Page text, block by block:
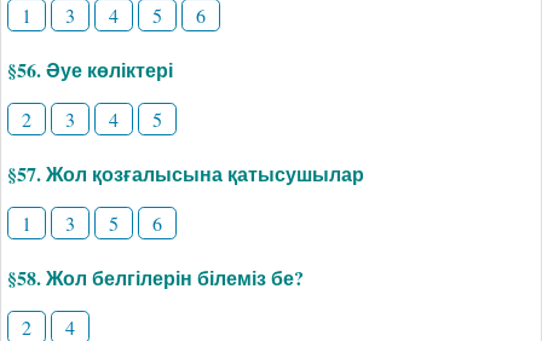
1 3 4 5 6
§56. Әуе көліктері
2 3 4 5
§57. Жол қозғалысына қатысушылар
1 3 5 6
§58. Жол белгілерін білеміз бе?
2 4